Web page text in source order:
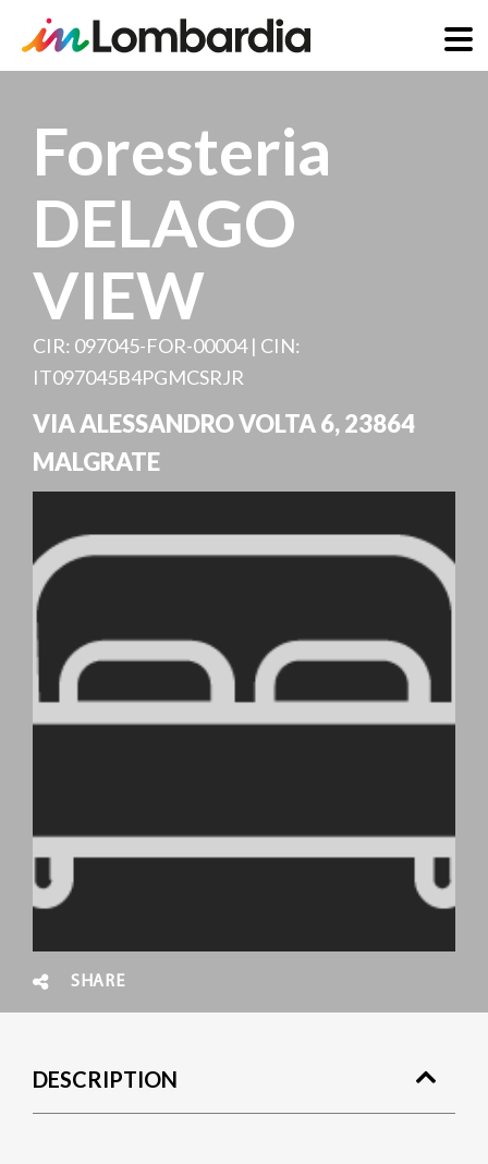
contentForesteria
DELAGO
VIEW
CIR: 097045-FOR-00004 | CIN:
IT097045B4PGMCSRJR
VIA ALESSANDRO VOLTA 6,23864
MALGRATE
SHARE
DESCRIPTION